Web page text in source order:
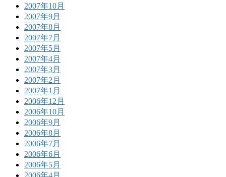
2007年10月
2007年9月
2007年8月
2007年7月
2007年5月
2007年4月
2007年3月
2007年2月
2007年1月
2006年12月
2006年10月
2006年9月
2006年8月
2006年7月
2006年6月
2006年5月
2006年4月